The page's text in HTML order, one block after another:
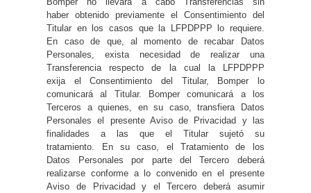
haber obtenido previamente el Consentimiento del
Titular en los casos que la LFPDPPP lo requiere.
En caso de que, al momento de recabar Datos
Personales, exista necesidad de realizar una
Transferencia respecto de la cual la LFPDPPP
exija el Consentimiento del Titular, Bomper lo
comunicará al Titular. Bomper comunicará a los
Terceros a quienes, en su caso, transfiera Datos
Personales el presente Aviso de Privacidad y las
finalidades a las que el Titular sujetó su
tratamiento. En su caso, el Tratamiento de los
Datos Personales por parte del Tercero deberá
realizarse conforme a lo convenido en el presente
Aviso de Privacidad y el Tercero deberá asumir